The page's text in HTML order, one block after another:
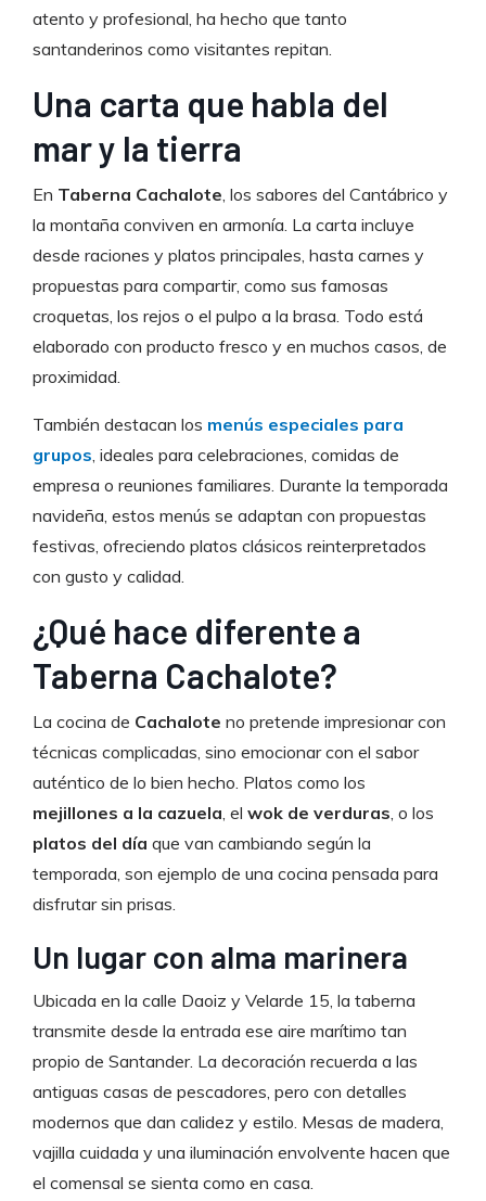
atento y profesional, ha hecho que tanto
santanderinos como visitantes repitan.
Una carta que habla del
mar y la tierra
En Taberna Cachalote , los sabores del Cantábrico y
la montaña conviven en armonía. La carta incluye
desde raciones y platos principales, hasta carnes y
propuestas para compartir, como sus famosas
croquetas, los rejos o el pulpo a la brasa. Todo está
elaborado con producto fresco y en muchos casos, de
proximidad.
También destacan los menús especiales para
grupos , ideales para celebraciones, comidas de
empresa o reuniones familiares. Durante la temporada
navideña, estos menús se adaptan con propuestas
festivas, ofreciendo platos clásicos reinterpretados
con gusto y calidad.
¿Qué hace diferente a
Taberna Cachalote?
La cocina de Cachalote no pretende impresionar con
técnicas complicadas, sino emocionar con el sabor
auténtico de lo bien hecho. Platos como los
mejillones a la cazuela , el wok de verduras , o los
platos del día que van cambiando según la
temporada, son ejemplo de una cocina pensada para
disfrutar sin prisas.
Un lugar con alma marinera
Ubicada en la calle Daoiz y Velarde 15, la taberna
transmite desde la entrada ese aire marítimo tan
propio de Santander. La decoración recuerda a las
antiguas casas de pescadores, pero con detalles
modernos que dan calidez y estilo. Mesas de madera,
vajilla cuidada y una iluminación envolvente hacen que
el comensal se sienta como en casa.